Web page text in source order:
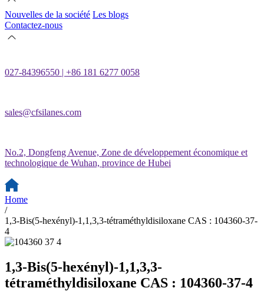
Nouvelles de la société Les blogs
Contactez-nous
027-84396550 | +86 181 6277 0058
sales@cfsilanes.com
No.2, Dongfeng Avenue, Zone de développement économique et
technologique de Wuhan, province de Hubei
Home
/
1,3-Bis(5-hexényl)-1,1,3,3-tétraméthyldisiloxane CAS : 104360-37-
4
1,3-Bis(5-hexényl)-1,1,3,3-
tétraméthyldisiloxane CAS : 104360-37-4